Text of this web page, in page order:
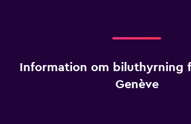
Information om biluthyrning
Genève